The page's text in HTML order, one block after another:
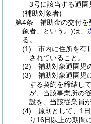
3号に該当する通園
(補助対象者)
第4条
補助金の交付を
象者」という。)は、
る。
(1)
市内に住所を有
されていること。
(2)
補助対象通園児
(3)
補助対象通園児
する契約を締結して
が、当該事業所の
設を、当該従業員
(4)
原則として、1
り16日以上の期間